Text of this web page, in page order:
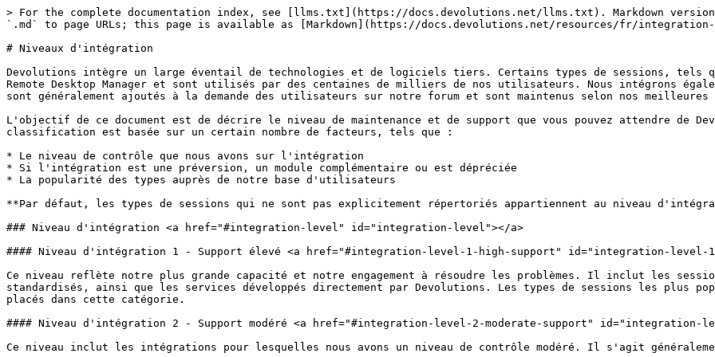
> For the complete documentation index, see [llms.txt](https://docs.devolutions.net/llms.txt). Markdown versions of documentation pages are available by appending `.md` to page URLs; this page is available as [Markdown](https://docs.devolutions.net/resources/fr/integration-levels.md).

# Niveaux d'intégration

Devolutions intègre un large éventail de technologies et de logiciels tiers. Certains types de sessions, tels que RDP et SSH, sont des fonctionnalités essentielles de Remote Desktop Manager et sont utilisés par des centaines de milliers de nos utilisateurs. Nous intégrons également d'autres types beaucoup moins populaires ; ceux-ci sont généralement ajoutés à la demande des utilisateurs sur notre forum et sont maintenus selon nos meilleures capacités.

L'objectif de ce document est de décrire le niveau de maintenance et de support que vous pouvez attendre de Devolutions pour les sessions que nous intégrons. La classification est basée sur un certain nombre de facteurs, tels que :

* Le niveau de contrôle que nous avons sur l'intégration
* Si l'intégration est une préversion, un module complémentaire ou est dépréciée
* La popularité des types auprès de notre base d'utilisateurs

**Par défaut, les types de sessions qui ne sont pas explicitement répertoriés appartiennent au niveau d'intégration 2.**

### Niveau d'intégration <a href="#integration-level" id="integration-level"></a>

#### Niveau d'intégration 1 - Support élevé <a href="#integration-level-1-high-support" id="integration-level-1-high-support"></a>

Ce niveau reflète notre plus grande capacité et notre engagement à résoudre les problèmes. Il inclut les sessions basées sur des protocoles populaires et standardisés, ainsi que les services développés directement par Devolutions. Les types de sessions les plus populaires auprès de nos utilisateurs sont généralement placés dans cette catégorie.

#### Niveau d'intégration 2 - Support modéré <a href="#integration-level-2-moderate-support" id="integration-level-2-moderate-support"></a>

Ce niveau inclut les intégrations pour lesquelles nous avons un niveau de contrôle modéré. Il s'agit généralement d'intégrations basées sur une API ou un SDK.

#### Niveau d'intégration 3 - Support limité <a href="#integration-level-3-limited-support" id="integration-level-3-limited-support"></a>

Les sessions de ce niveau sont prises en charge selon nos meilleures capacités. Les sessions suivantes relèvent de ce niveau :

* Modules complémentaires
* Entrées dépréciées

Les sessions intégrées en lançant un programme externe depuis la ligne de commande appartiennent à ce niveau, car les options disponibles pour ce type d'intégration sont les plus limitées. Les types présentant des niveaux d'utilisation très faibles peuvent également être placés dans cette catégorie.

Les tableaux suivants répertorient les niveaux pour les espaces de travail, les sessions et les types de gestion des informations d'identification.

#### Espaces de travail <a href="#workspaces" id="workspaces"></a>

| Niveau d'intégration       | Espaces de travail                                                                     |
| -------------------------- | -------------------------------------------------------------------------------------- |
| **Niveau d'intégration 1** | Devolutions Server, Devolutions Cloud, SQL Server, Azure SQL, SQLite                   |
| **Niveau d'intégration 2** | CyberArk, XML                                                                          |
| **Niveau d'intégration 3** | <p><em><strong>Espaces de travail dépréciés</strong></em><br>Google Drive, Dropbox</p> |

#### Sessions <a href="#sessions" id="sessions"></a>

| Niveau d'intégration       | Types de sessions                                                                                                                                                                                                                                                                                                                                                                                                                                                                                                                                                                                                                                                                                                                                                                                                                                                                                                                                                                                                                                                                                                                                                                                                                                 |
| -------------------------- | ------------------------------------------------------------------------------------------------------------------------------------------------------------------------------------------------------------------------------------------------------------------------------------------------------------------------------------------------------------------------------------------------------------------------------------------------------------------------------------------------------------------------------------------------------------------------------------------------------------------------------------------------------------------------------------------------------------------------------------------------------------------------------------------------------------------------------------------------------------------------------------------------------------------------------------------------------------------------------------------------------------------------------------------------------------------------------------------------------------------------------------------------------------------------------------------------------------------------------------------------- |
| **Niveau d'intégration 1** | RDP, SSH (SSH Tunnel, SCP, SFTP, SSH port forward), Telnet, Web browser, VNC (FreeVNC, IronVNC), FTP, Active Directory dashboard, Apple Remote Desktop, Microsoft Entra ID dashboard, Powershell, Devolutions Gateway, SPICE protocol